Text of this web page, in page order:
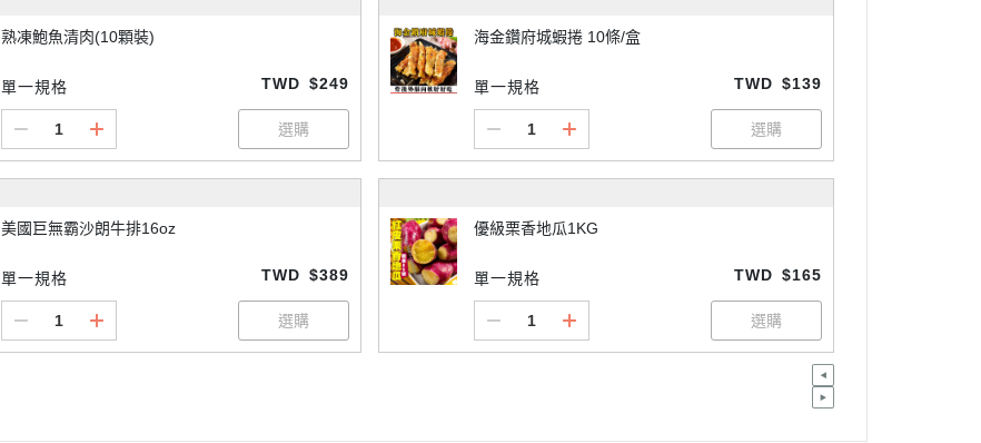
熟凍鮑魚清肉(10顆裝)
單一規格 TWD $249
海金鑽府城蝦捲 10條/盒
單一規格 TWD $139
美國巨無霸沙朗牛排16oz
單一規格 TWD $389
優級栗香地瓜1KG
單一規格 TWD $165